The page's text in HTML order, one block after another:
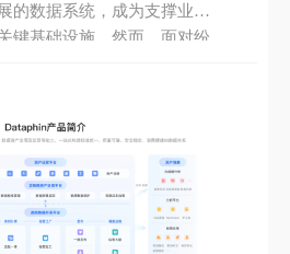
的数据系统，成为支撑业务
键基础设施。然而，面对纷
式智能数据构建与管理平
力与成熟实践，为大型企业
路径。